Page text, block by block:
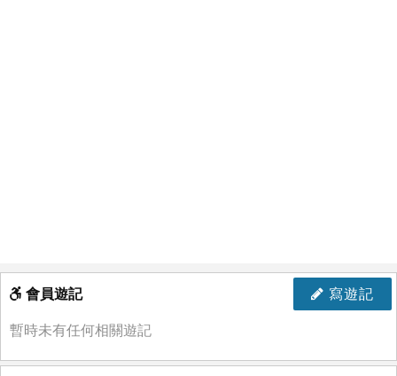
寫遊記
會員遊記
暫時未有任何相關遊記